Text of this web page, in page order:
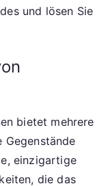
und lösen Sie
bietet mehrere
Gegenstände
einzigartige
die das